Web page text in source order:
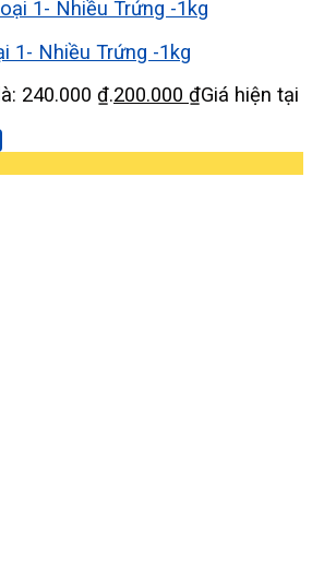
1- Nhiều Trứng -1kg
240.000 ₫.200.000 ₫Giá hiện tại